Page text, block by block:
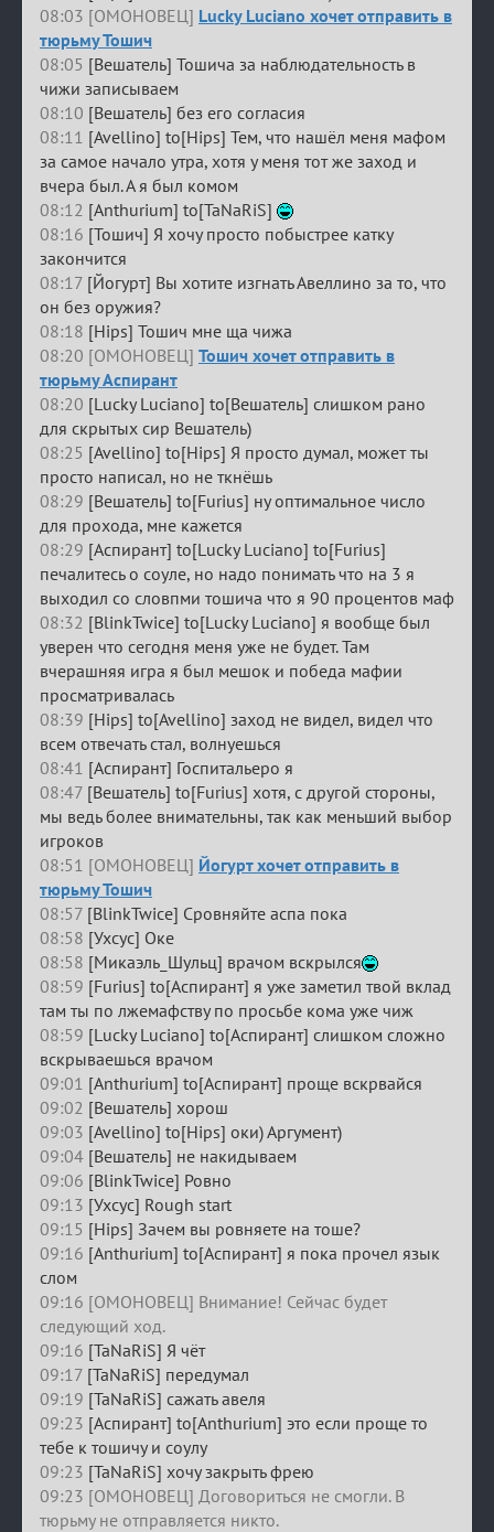
08:03 [ОМОНОВЕЦ] Lucky Luciano хочет отправить в
тюрьму Тошич
08:05 [Вешатель] Тошича за наблюдательность в
чижи записываем
08:10 [Вешатель] без его согласия
08:11 [Avellino] to[Hips] Тем, что нашёл меня мафом
за самое начало утра, хотя у меня тот же заход и
вчера был. А я был комом
08:12 [Anthurium] to[TaNaRiS]
08:16 [Тошич] Я хочу просто побыстрее катку
закончится
08:17 [Йогурт] Вы хотите изгнать Авеллино за то, что
он без оружия?
08:18 [Hips] Тошич мне ща чижа
08:20 [ОМОНОВЕЦ] Тошич хочет отправить в
тюрьму Аспирант
08:20 [Lucky Luciano] to[Вешатель] слишком рано
для скрытых сир Вешатель)
08:25 [Avellino] to[Hips] Я просто думал, может ты
просто написал, но не ткнёшь
08:29 [Вешатель] to[Furius] ну оптимальное число
для прохода, мне кажется
08:29 [Аспирант] to[Lucky Luciano] to[Furius]
печалитесь о соуле, но надо понимать что на 3 я
выходил со словпми тошича что я 90 процентов маф
08:32 [BlinkTwice] to[Lucky Luciano] я вообще был
уверен что сегодня меня уже не будет. Там
вчерашняя игра я был мешок и победа мафии
просматривалась
08:39 [Hips] to[Avellino] заход не видел, видел что
всем отвечать стал, волнуешься
08:41 [Аспирант] Госпитальеро я
08:47 [Вешатель] to[Furius] хотя, с другой стороны,
мы ведь более внимательны, так как меньший выбор
игроков
08:51 [ОМОНОВЕЦ] Йогурт хочет отправить в
тюрьму Тошич
08:57 [BlinkTwice] Сровняйте аспа пока
08:58 [Ухсус] Оке
08:58 [Микаэль_Шульц] врачом вскрылся
08:59 [Furius] to[Аспирант] я уже заметил твой вклад
там ты по лжемафству по просьбе кома уже чиж
08:59 [Lucky Luciano] to[Аспирант] слишком сложно
вскрываешься врачом
09:01 [Anthurium] to[Аспирант] проще вскрвайся
09:02 [Вешатель] хорош
09:03 [Avellino] to[Hips] оки) Аргумент)
09:04 [Вешатель] не накидываем
09:06 [BlinkTwice] Ровно
09:13 [Ухсус] Rough start
09:15 [Hips] Зачем вы ровняете на тоше?
09:16 [Anthurium] to[Аспирант] я пока прочел язык
слом
09:16 [ОМОНОВЕЦ] Внимание! Сейчас будет
следующий ход.
09:16 [TaNaRiS] Я чёт
09:17 [TaNaRiS] передумал
09:19 [TaNaRiS] сажать авеля
09:23 [Аспирант] to[Anthurium] это если проще то
тебе к тошичу и соулу
09:23 [TaNaRiS] хочу закрыть фрею
09:23 [ОМОНОВЕЦ] Договориться не смогли. В
тюрьму не отправляется никто.